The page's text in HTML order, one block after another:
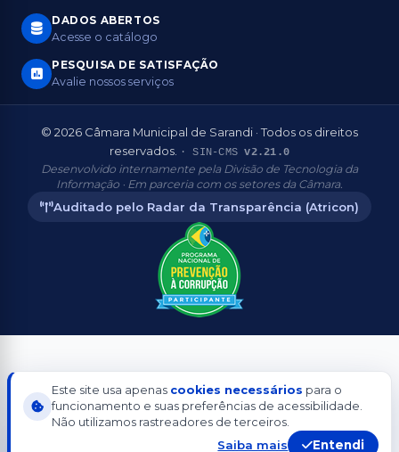
DADOS ABERTOS
Acesse o catálogo
PESQUISA DE SATISFAÇÃO
Avalie nossos serviços
© 2026 Câmara Municipal de Sarandi · Todos os direitos
reservados. · SIN-CMSv2.21.0
Desenvolvido internamente pela Divisão de Tecnologia da
Informação · Em parceria com os setores da Câmara.
Auditado pelo Radar da Transparência (Atricon)
Aderente
Este site usa apenas cookies necessários para o
funcionamento e suas preferências de acessibilidade.
Não utilizamos rastreadores de terceiros.
Saiba mais Entendi